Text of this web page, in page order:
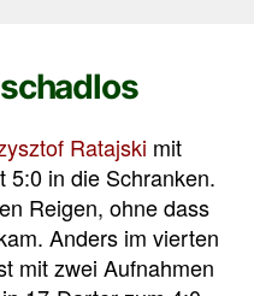
Ratajski mit
5:0 in die Schranken.
Reigen, ohne dass
Anders im vierten
mit zwei Aufnahmen